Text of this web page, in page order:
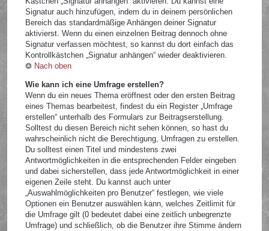
Signatur auch hinzufügen, indem du in deinem persönlichen
Bereich das standardmäßige Anhängen deiner Signatur
aktivierst. Wenn du einen einzelnen Beitrag dennoch ohne
Signatur verfassen möchtest, so kannst du dort einfach das
Kontrollkästchen „Signatur anhängen“ wieder deaktivieren.
Nach oben
Wie kann ich eine Umfrage erstellen?
Wenn du ein neues Thema eröffnest oder den ersten Beitrag
eines Themas bearbeitest, findest du ein Register „Umfrage
erstellen“ unterhalb des Formulars zur Beitragserstellung.
Solltest du diesen Bereich nicht sehen können, so hast du
wahrscheinlich nicht die Berechtigung, Umfragen zu erstellen.
Du solltest einen Titel und mindestens zwei
Antwortmöglichkeiten in die entsprechenden Felder eingeben
und dabei sicherstellen, dass jede Antwortmöglichkeit in einer
eigenen Zeile steht. Du kannst auch unter
„Auswahlmöglichkeiten pro Benutzer“ festlegen, wie viele
Optionen ein Benutzer auswählen kann, welches Zeitlimit für
die Umfrage gilt (0 bedeutet dabei eine zeitlich unbegrenzte
Umfrage) und schließlich, ob die Benutzer ihre Stimme ändern